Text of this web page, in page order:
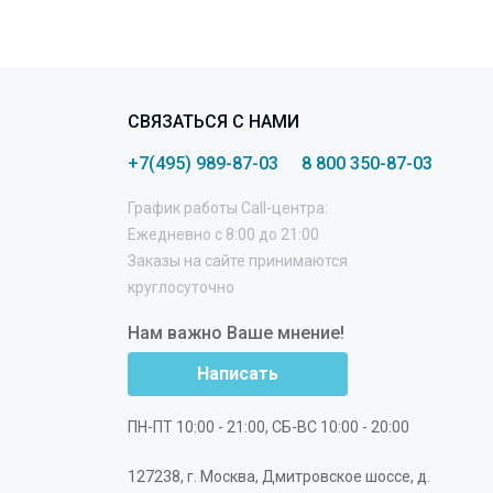
СВЯЗАТЬСЯ С НАМИ
+7(495) 989-87-03
8 800 350-87-03
График работы Call-центра:
Ежедневно с 8:00 до 21:00
Заказы на сайте принимаются
круглосуточно
Нам важно Ваше мнение!
Написать
ПН-ПТ 10:00 - 21:00, СБ-ВС 10:00 - 20:00
127238, г. Москва, Дмитровское шоссе, д.